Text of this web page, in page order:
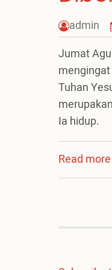
admin
Jumat
Tuhan
Ia hidup.
Read more